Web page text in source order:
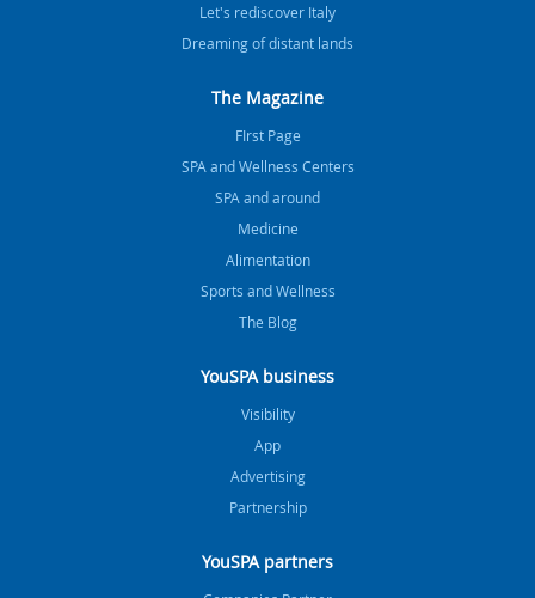
Let's rediscover Italy
Dreaming of distant lands
The Magazine
FIrst Page
SPA and Wellness Centers
SPA and around
Medicine
Alimentation
Sports and Wellness
The Blog
YouSPA business
Visibility
App
Advertising
Partnership
YouSPA partners